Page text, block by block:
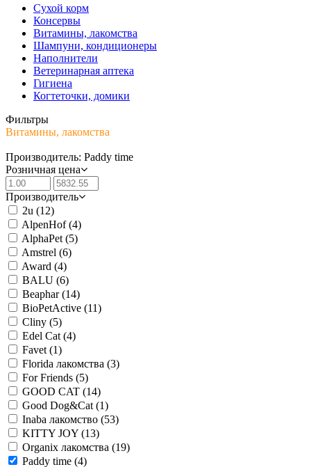
Сухой корм
Консервы
Витамины, лакомства
Шампуни, кондиционеры
Наполнители
Ветеринарная аптека
Гигиена
Когтеточки, домики
Фильтры
Витамины, лакомства
Производитель: Paddy time
Розничная цена
Производитель
2u (12)
AlpenHof(4)
AlphaPet (5)
Amstrel (6)
Award (4)
BALU (6)
Beaphar(14)
BioPetActive (11)
Cliny (5)
Edel Cat (4)
Favet (1)
Florida лакомства (3)
For Friends (5)
GOOD CAT (14)
Good Dog&Cat (1)
Inaba лакомство (53)
KITTY JOY (13)
Organix лакомства (19)
Paddy time (4)